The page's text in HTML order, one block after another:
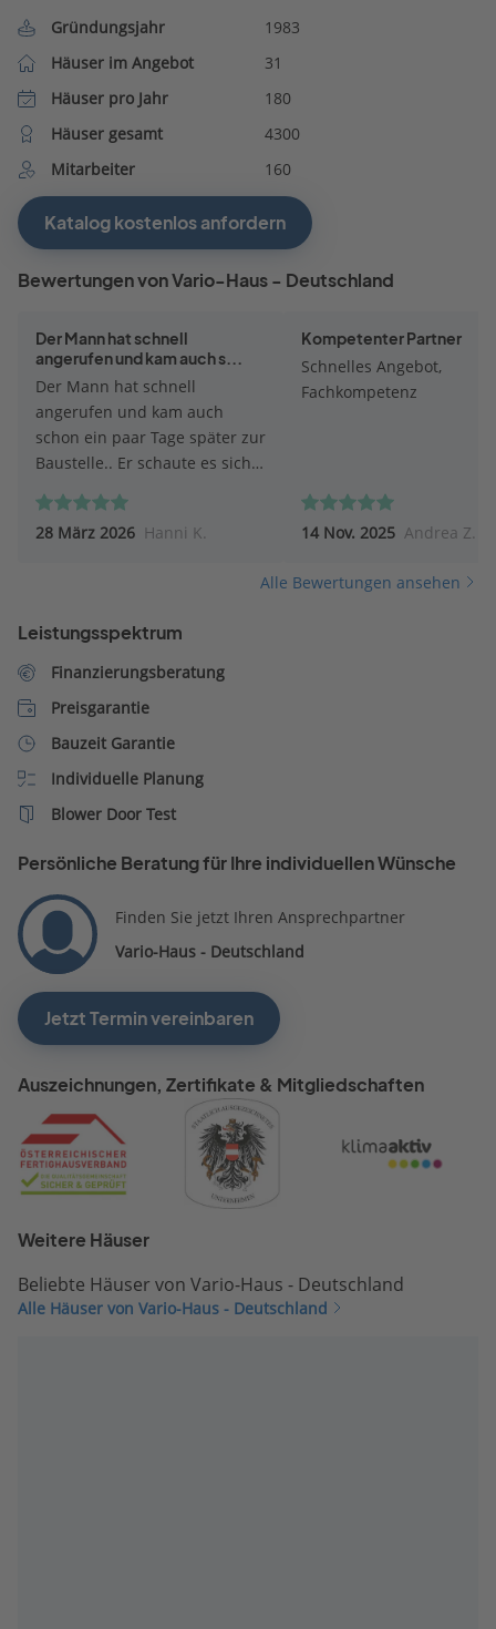
Gründungsjahr
1983
Häuser im Angebot
31
Häuser pro Jahr
180
Häuser gesamt
4300
Mitarbeiter
160
Katalog kostenlos anfordern
Bewertungen von Vario-Haus - Deutschland
Der Mann hat schnell
angerufen und kam auch s...
Der Mann hat schnell
angerufen und kam auch
schon ein paar Tage später zur
Baustelle.. Er schaute es sich
wie der Anbau zu realisieren
ist. Machte Fotos, hörte sich
Möglichkeiten abzuklären..
Nun warten wir auf das
28 März 2026 Hanni K.
Kompetenter Partner
Schnelles Angebot,
Fachkompetenz
14 Nov. 2025 Andrea Z.
Alle Bewertungen ansehen
Leistungsspektrum
Finanzierungsberatung
Preisgarantie
Bauzeit Garantie
Individuelle Planung
Blower Door Test
Persönliche Beratung für Ihre individuellen Wünsche
Finden Sie jetzt Ihren Ansprechpartner
Vario-Haus - Deutschland
Jetzt Termin vereinbaren
Auszeichnungen, Zertifikate & Mitgliedschaften
Weitere Häuser
Beliebte Häuser von Vario-Haus - Deutschland
Alle Häuser von Vario-Haus - Deutschland